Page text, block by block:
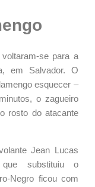
se para a
em Salvador. O
esquecer –
o zagueiro
rosto do atacante
Jean Lucas
substituiu o
Negro ficou com